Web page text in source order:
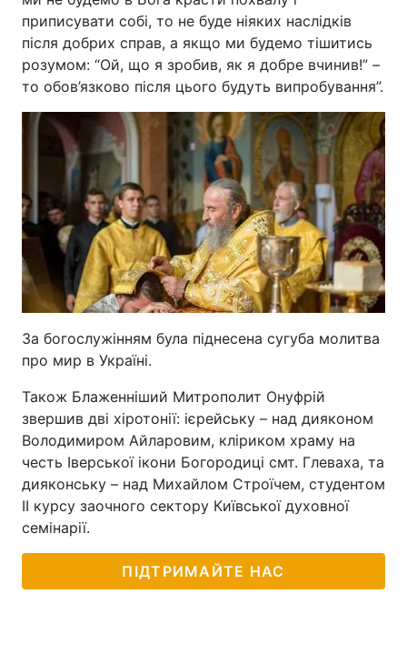
приписувати собі, то не буде ніяких наслідків
після добрих справ, а якщо ми будемо тішитись
розумом: “Ой, що я зробив, як я добре вчинив!” –
то обов’язково після цього будуть випробування”.
За богослужінням була піднесена сугуба молитва
про мир в Україні.
Також Блаженніший Митрополит Онуфрій
звершив дві хіротонії: ієрейську – над дияконом
Володимиром Айларовим, кліриком храму на
честь Іверської ікони Богородиці смт. Глеваха, та
дияконську – над Михайлом Строїчем, студентом
II курсу заочного сектору Київської духовної
семінарії.
ПІДТРИМАЙТЕ НАС